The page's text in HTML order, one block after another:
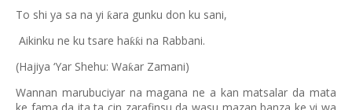
To shi ya sa na yi ƙara gunku don ku sani,
Aikinku ne ku tsare haƙƙi na Rabbani.
(Hajiya ‘Yar Shehu: Waƙar Zamani)
Wannan marubuciyar na magana ne a kan matsalar da mata